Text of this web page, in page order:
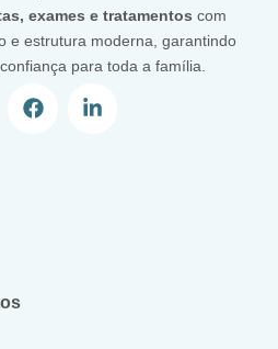
exames e tratamentos com
e estrutura moderna, garantindo
para toda a família.